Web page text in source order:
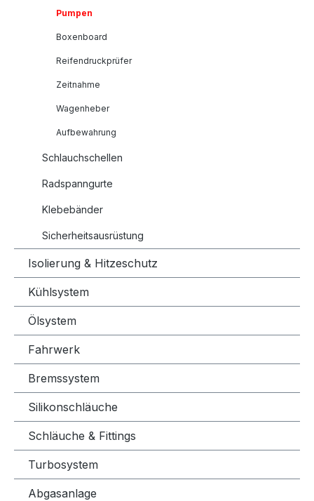
Pumpen
Boxenboard
Reifendruckprüfer
Zeitnahme
Wagenheber
Aufbewahrung
Schlauchschellen
Radspanngurte
Klebebänder
Sicherheitsausrüstung
Isolierung & Hitzeschutz
Kühlsystem
Ölsystem
Fahrwerk
Bremssystem
Silikonschläuche
Schläuche & Fittings
Turbosystem
Abgasanlage